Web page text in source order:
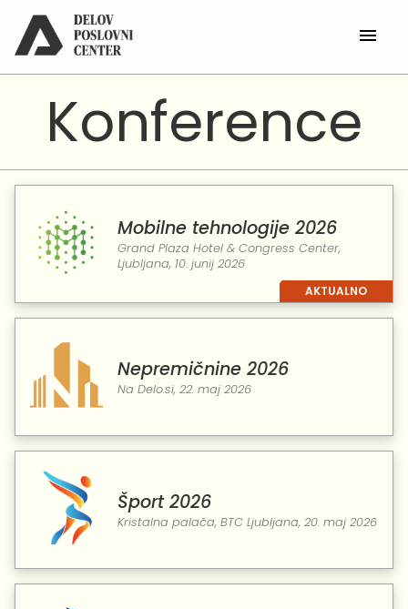
Konference
Mobilne tehnologije 2026
Grand Plaza Hotel & Congress Center,
Ljubljana, 10. junij 2026
Nepremičnine 2026
Na Delo.si, 22. maj 2026
Šport 2026
Kristalna palača, BTC Ljubljana, 20. maj 2026